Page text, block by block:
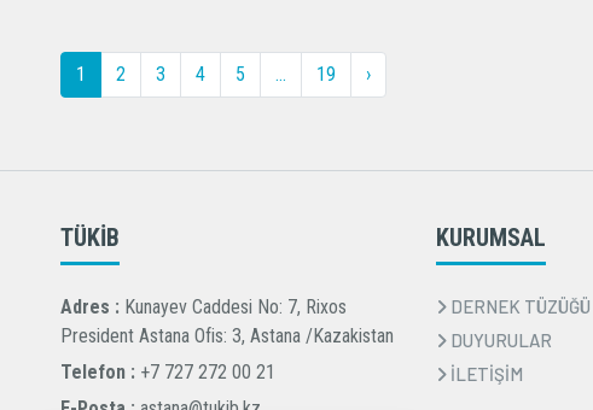
1 2 3 4 5 ... 19 ›
TÜKİB
Adres : Kunayev Caddesi No: 7, Rixos
President Astana Ofis: 3, Astana /Kazakistan
Telefon : +7 727 272 00 21
KURUMSAL
DERNEK TÜZÜĞÜ
DUYURULAR
İLETİŞİM